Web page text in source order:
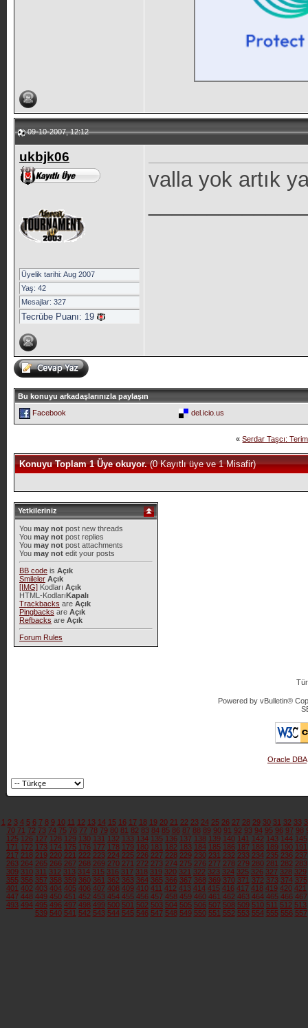
09-10-2007, 12:12
ukbjk06
Üyelik tarihi: Aug 2007
Yaş: 42
Mesajlar: 327
Tecrübe Puanı: 19
valla yok artık
Bu konuyu arkadaşlarınızla paylaşın
Facebook
del.icio.us
« Serdar Taşcı:
Konuyu Toplam 1 Üye okuyor.(0 Kayıtlı üye ve 1 Misafir)
Yetkileriniz
You may notpost new threads
You may notpost replies
You may notpost attachments
You may notedit your posts
BB codeis Açık
Smileler Açık
[IMG]Kodları Açık
HTML-KodlarıKapalı
Trackbacks are Açık
Pingbacks are Açık
Refbacks are Açık
Forum Rules
Powered by vBulletin®
Oracle DBA
1 2 3 4 5 6 7 8 9 10 11 12 13 14 15 16 17 18 19 20 21 22 23 24 25 26 27 28 29 30 31 32 33
70 71 72 73 74 75 76 77 78 79 80 81 82 83 84 85 86 87 88 89 90 91 92 93 94 95 96 97 98
125 126 127 128 129 130 131 132 133 134 135 136 137 138 139 140 141 142 143 144 145
171 172 173 174 175 176 177 178 179 180 181 182 183 184 185 186 187 188 189 190 191
217 218 219 220 221 222 223 224 225 226 227 228 229 230 231 232 233 234 235 236 237
263 264 265 266 267 268 269 270 271 272 273 274 275 276 277 278 279 280 281 282 283
309 310 311 312 313 314 315 316 317 318 319 320 321 322 323 324 325 326 327 328 329
355 356 357 358 359 360 361 362 363 364 365 366 367 368 369 370 371 372 373 374 375
401 402 403 404 405 406 407 408 409 410 411 412 413 414 415 416 417 418 419 420 421
447 448 449 450 451 452 453 454 455 456 457 458 459 460 461 462 463 464 465 466 467
493 494 495 496 497 498 499 500 501 502 503 504 505 506 507 508 509 510 511 512 513
539 540 541 542 543 544 545 546 547 548 549 550 551 552 553 554 555 556 557